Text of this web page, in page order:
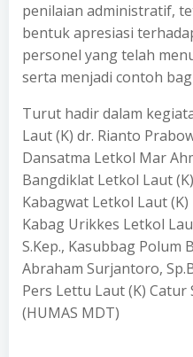
penilaian administratif,
bentuk apresiasi
personel yang telah
serta menjadi contoh
Turut hadir dalam
Laut (K) dr. Rianto
Dansatma Letkol Mar
Bangdiklat Letkol Laut
Kabagwat Letkol Laut (K)
Kabag Urikkes Letkol
S.Kep., Kasubbag Polum
Abraham Surjantoro,
Pers Lettu Laut (K) Catur
(HUMAS MDT)